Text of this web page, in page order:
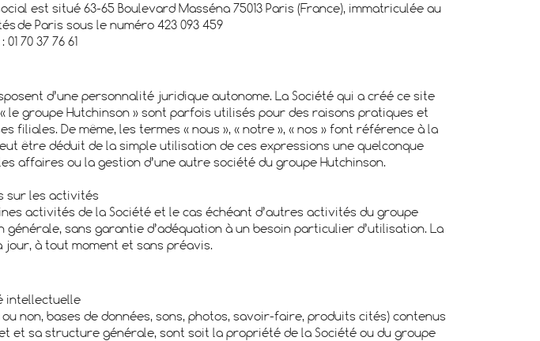
est situé 63-65 Boulevard Masséna 75013 Paris (France), immatriculée au
de Paris sous le numéro 423 093 459
01 70 37 76 61
d’une personnalité juridique autonome. La Société qui a créé ce site
le groupe Hutchinson » sont parfois utilisés pour des raisons pratiques et
filiales. De même, les termes « nous », « notre », « nos » font référence à la
être déduit de la simple utilisation de ces expressions une quelconque
affaires ou la gestion d’une autre société du groupe Hutchinson.
sur les activités
activités de la Société et le cas échéant d’autres activités du groupe
sans garantie d’adéquation à un besoin particulier d’utilisation. La
à tout moment et sans préavis.
intellectuelle
non, bases de données, sons, photos, savoir-faire, produits cités) contenus
sa structure générale, sont soit la propriété de la Société ou du groupe